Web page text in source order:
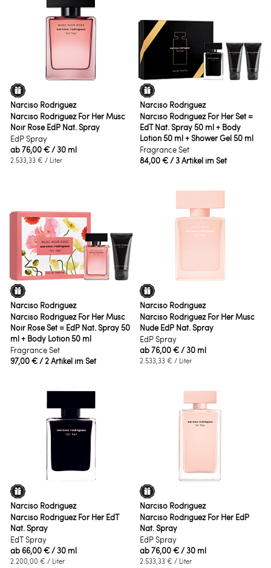
Narciso Rodriguez
Narciso Rodriguez For Her Musc
Noir Rose EdP Nat. Spray
EdP Spray
ab76,00 €/ 30 ml
2.533,33 € / Liter
Narciso Rodriguez
Narciso Rodriguez For Her Set =
EdT Nat. Spray 50 ml + Body
Lotion 50 ml + Shower Gel 50 ml
Fragrance Set
84,00 €/ 3 Artikel im Set
Narciso Rodriguez
Narciso Rodriguez For Her Musc
Noir Rose Set = EdP Nat. Spray 50
ml + Body Lotion 50 ml
Fragrance Set
97,00 €/ 2 Artikel im Set
Narciso Rodriguez
Narciso Rodriguez For Her Musc
Nude EdP Nat. Spray
EdP Spray
ab76,00 €/ 30 ml
2.533,33 € / Liter
Narciso Rodriguez
Narciso Rodriguez For Her EdT
Nat. Spray
EdT Spray
ab 66,00 €/ 30 ml
2.200,00 € / Liter
Narciso Rodriguez
Narciso Rodriguez For Her EdP
Nat. Spray
EdP Spray
ab76,00 €/ 30 ml
2.533,33 € / Liter